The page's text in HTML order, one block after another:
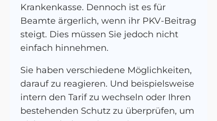
Krankenkasse. Dennoch ist es für
Beamte ärgerlich, wenn ihr PKV-Beitrag
steigt. Dies müssen Sie jedoch nicht
einfach hinnehmen.
Sie haben verschiedene Möglichkeiten,
darauf zu reagieren. Und beispielsweise
intern den Tarif zu wechseln oder Ihren
bestehenden Schutz zu überprüfen, um